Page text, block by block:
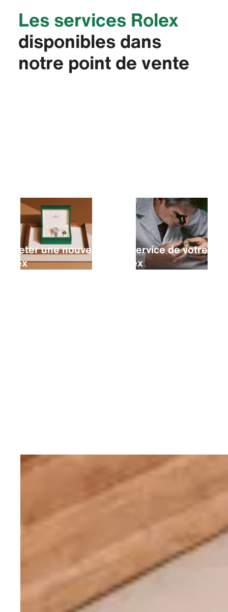
Les services Rolex
disponibles dans
notre point de vente
Acheter une nouvelle
Rolex
Le service de votre
Rolex